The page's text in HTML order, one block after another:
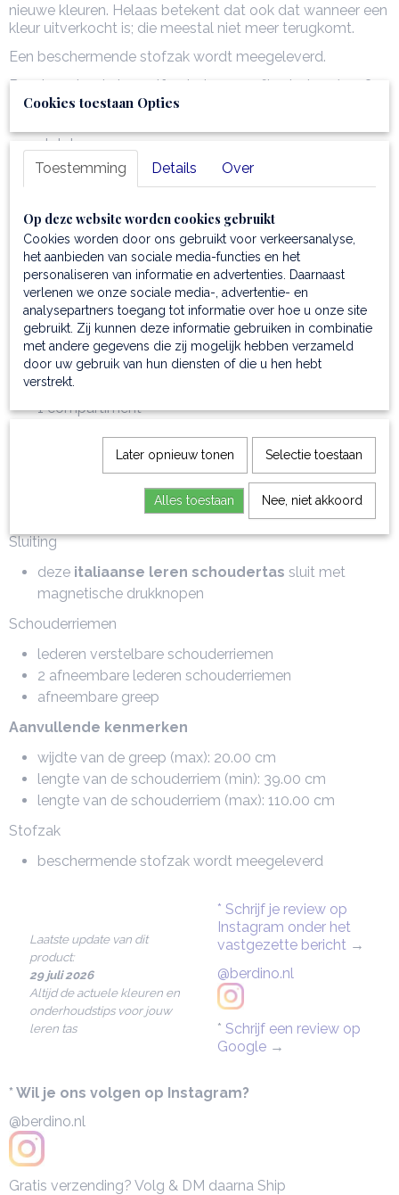
nieuwe kleuren. Helaas betekent dat ook dat wanneer een
kleur uitverkocht is; die meestal niet meer terugkomt.
Een beschermende stofzak wordt meegeleverd.
Beschermt u de tas zelf ook door een fijne ledercrème?
Type
clutch
zadeltas
glad leder
Binnenmateriaal
polyester voering
Buitenkant
semi-rigide structuur
Binnenkant
1 compartiment
multifunctioneel open vak
goudkleurige hardware
Sluiting
deze italiaanse leren schoudertas sluit met
magnetische drukknopen
Schouderriemen
lederen verstelbare schouderriemen
2 afneembare lederen schouderriemen
afneembare greep
Aanvullende kenmerken
wijdte van de greep (max): 20.00 cm
lengte van de schouderriem (min): 39.00 cm
lengte van de schouderriem (max): 110.00 cm
Stofzak
beschermende stofzak wordt meegeleverd
Laatste update van dit
product:
29 juli 2026
Altijd de actuele kleuren en
onderhoudstips voor jouw
leren tas
* Schrijf je review op
Instagram onder het
vastgezette bericht →
@berdino.nl
* Schrijf een review op
Google →
* Wil je ons volgen op Instagram?
@berdino.nl
Gratis verzending? Volg & DM daarna Ship
Cookies toestaan Opties
Toestemming Details Over
Op deze website worden cookies gebruikt
Cookies worden door ons gebruikt voor verkeersanalyse,
het aanbieden van sociale media-functies en het
personaliseren van informatie en advertenties. Daarnaast
verlenen we onze sociale media-, advertentie- en
analysepartners toegang tot informatie over hoe u onze site
gebruikt. Zij kunnen deze informatie gebruiken in combinatie
met andere gegevens die zij mogelijk hebben verzameld
door uw gebruik van hun diensten of die u hen hebt
verstrekt.
Later opnieuw tonen Selectie toestaan
Alles toestaan Nee, niet akkoord